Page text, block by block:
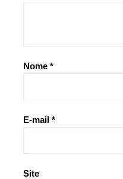
Nome *
E-mail *
Site